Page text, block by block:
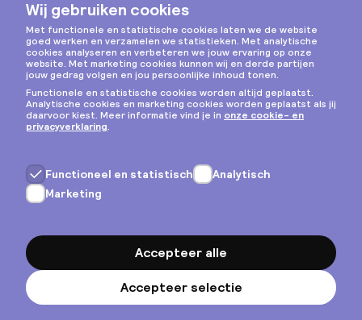
Instagram
Privacy & cookies
Algemene voorwaarden